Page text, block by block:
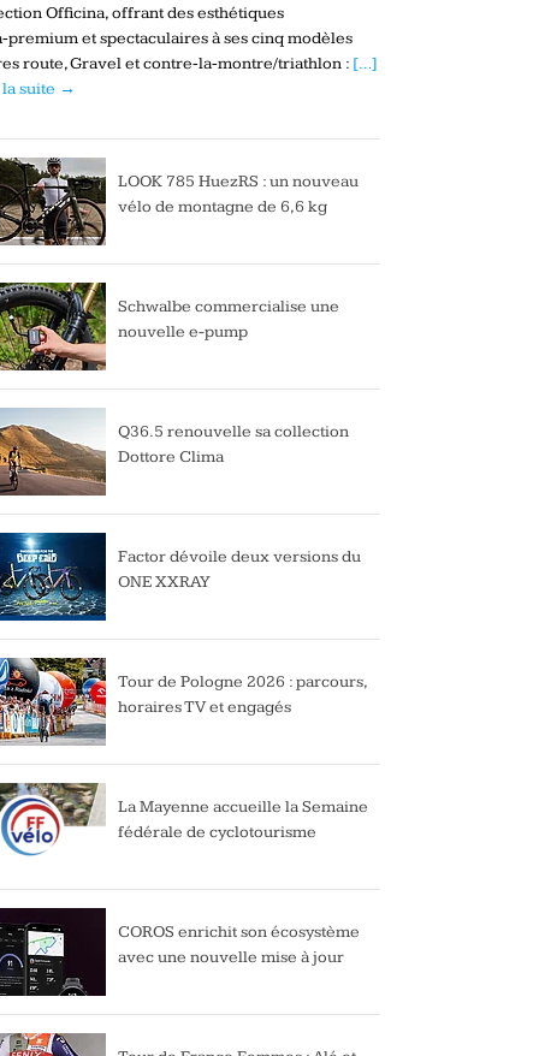
Officina, offrant des esthétiques
et spectaculaires à ses cinq modèles
route, Gravel et contre‑la‑montre/triathlon : […]
suite →
LOOK 785 HuezRS : un nouveau
vélo de montagne de 6,6 kg
Schwalbe commercialise une
nouvelle e-pump
Q36.5 renouvelle sa collection
Dottore Clima
Factor dévoile deux versions du
ONE XXRAY
Tour de Pologne 2026 : parcours,
horaires TV et engagés
La Mayenne accueille la Semaine
fédérale de cyclotourisme
COROS enrichit son écosystème
avec une nouvelle mise à jour